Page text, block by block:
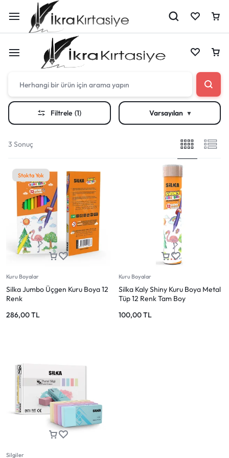
Harika fırsatları kaçırmayın! Alışverişe başlayın
veya eklenen ürünleri görüntülemek için oturum
Mağazadaki Yenilikler
Çantan boş
veya eklenen ürünleri görüntülemek için oturum
Mağazadaki Yenilikler
Filtrele (1) Varsayılan
3 Sonuç
Stokta Yok
Kuru Boyalar
Silka Jumbo Üçgen Kuru Boya 12
Renk
286,00TL
Kuru Boyalar
Silka Kaly Shiny Kuru Boya Metal
Tüp 12 Renk Tam Boy
100,00TL
Silgiler